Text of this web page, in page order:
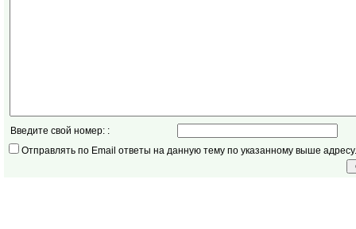
Введите свой номер: :
Отправлять по Email ответы на данную тему по указанному выше адресу.